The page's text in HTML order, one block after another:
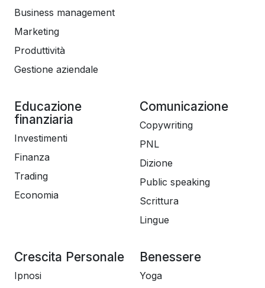
Business management
Marketing
Produttività
Gestione aziendale
Educazione
finanziaria
Investimenti
Finanza
Trading
Economia
Comunicazione
Copywriting
PNL
Dizione
Public speaking
Scrittura
Lingue
Crescita Personale
Ipnosi
Benessere
Yoga